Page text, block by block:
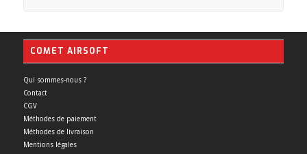
COMET AIRSOFT
Qui sommes-nous ?
Contact
CGV
Méthodes de paiement
Méthodes de livraison
Mentions légales